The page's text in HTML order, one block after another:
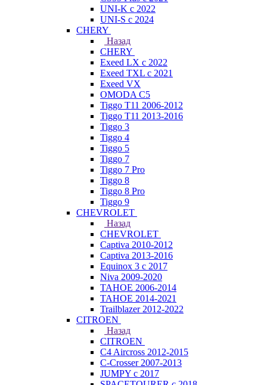
UNI-K с 2022
UNI-S с 2024
CHERY
Назад
CHERY
Exeed LX с 2022
Exeed TXL с 2021
Exeed VX
OMODA C5
Tiggo T11 2006-2012
Tiggo T11 2013-2016
Tiggo 3
Tiggo 4
Tiggo 5
Tiggo 7
Tiggo 7 Pro
Tiggo 8
Tiggo 8 Pro
Tiggo 9
CHEVROLET
Назад
CHEVROLET
Captiva 2010-2012
Captiva 2013-2016
Equinox 3 с 2017
Niva 2009-2020
TAHOE 2006-2014
TAHOE 2014-2021
Trailblazer 2012-2022
CITROEN
Назад
CITROEN
C4 Aircross 2012-2015
C-Crosser 2007-2013
JUMPY с 2017